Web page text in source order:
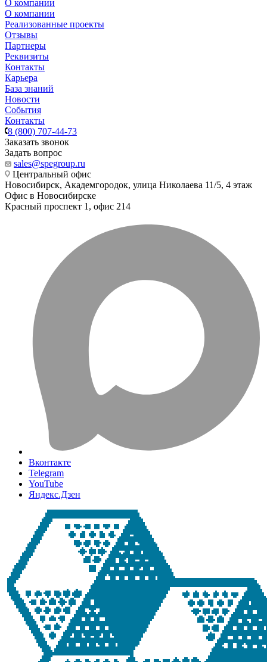
О компании
О компании
Реализованные проекты
Отзывы
Партнеры
Реквизиты
Контакты
Карьера
База знаний
Новости
События
Контакты
8 (800) 707-44-73
Заказать звонок
Задать вопрос
sales@spegroup.ru
Центральный офис
Новосибирск, Академгородок, улица Николаева 11/5, 4 этаж
Офис в Новосибирске
Красный проспект 1, офис 214
Вконтакте
Telegram
YouTube
Яндекс.Дзен